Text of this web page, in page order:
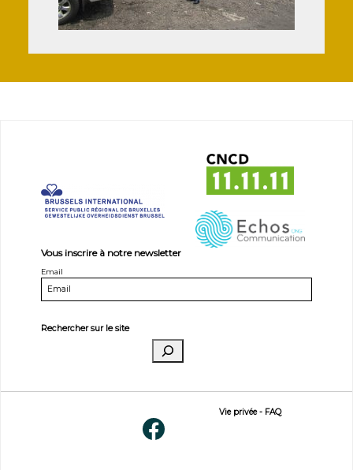
Vous inscrire à notre newsletter
Email
Rechercher sur le site
Vie privée- FAQ